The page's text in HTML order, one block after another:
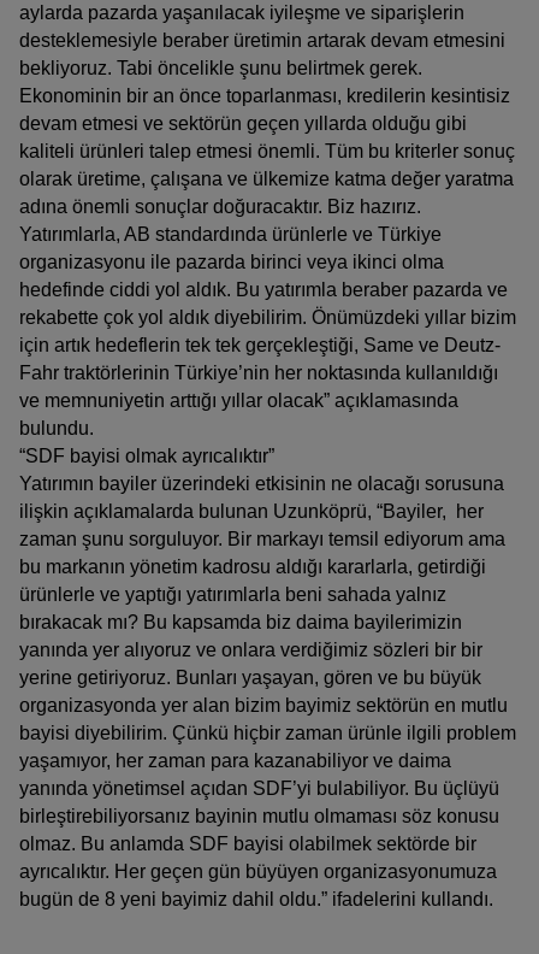
(Português)
(Deutsch)
East Europe (English)
(Français)
Türkiye (Türkçe)
& Republic of Ireland (English)
aylarda pazarda yaşanılacak iyileşme ve siparişlerin
desteklemesiyle beraber üretimin artarak devam etmesini
bekliyoruz. Tabi öncelikle şunu belirtmek gerek.
Ekonominin bir an önce toparlanması, kredilerin kesintisiz
devam etmesi ve sektörün geçen yıllarda olduğu gibi
kaliteli ürünleri talep etmesi önemli. Tüm bu kriterler sonuç
olarak üretime, çalışana ve ülkemize katma değer yaratma
adına önemli sonuçlar doğuracaktır. Biz hazırız.
Yatırımlarla, AB standardında ürünlerle ve Türkiye
organizasyonu ile pazarda birinci veya ikinci olma
hedefinde ciddi yol aldık. Bu yatırımla beraber pazarda ve
rekabette çok yol aldık diyebilirim. Önümüzdeki yıllar bizim
için artık hedeflerin tek tek gerçekleştiği, Same ve Deutz-
Fahr traktörlerinin Türkiye’nin her noktasında kullanıldığı
ve memnuniyetin arttığı yıllar olacak” açıklamasında
bulundu.
“SDF bayisi olmak ayrıcalıktır”
Yatırımın bayiler üzerindeki etkisinin ne olacağı sorusuna
ilişkin açıklamalarda bulunan Uzunköprü, “Bayiler, her
zaman şunu sorguluyor. Bir markayı temsil ediyorum ama
bu markanın yönetim kadrosu aldığı kararlarla, getirdiği
ürünlerle ve yaptığı yatırımlarla beni sahada yalnız
bırakacak mı? Bu kapsamda biz daima bayilerimizin
yanında yer alıyoruz ve onlara verdiğimiz sözleri bir bir
yerine getiriyoruz. Bunları yaşayan, gören ve bu büyük
organizasyonda yer alan bizim bayimiz sektörün en mutlu
bayisi diyebilirim. Çünkü hiçbir zaman ürünle ilgili problem
yaşamıyor, her zaman para kazanabiliyor ve daima
yanında yönetimsel açıdan SDF’yi bulabiliyor. Bu üçlüyü
birleştirebiliyorsanız bayinin mutlu olmaması söz konusu
olmaz. Bu anlamda SDF bayisi olabilmek sektörde bir
ayrıcalıktır. Her geçen gün büyüyen organizasyonumuza
bugün de 8 yeni bayimiz dahil oldu.” ifadelerini kullandı.